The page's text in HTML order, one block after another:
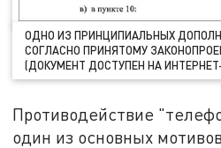
ОДНО ИЗ ПРИНЦИПИАЛЬНЫХ
СОГЛАСНО ПРИНЯТОМУ
(ДОКУМЕНТ ДОСТУПЕН НА ИНТЕРНЕТ-
Противодействие
один из основных